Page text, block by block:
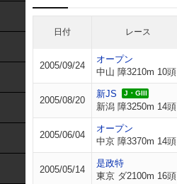
日付 レース
2005/09/24
オープン
中山 障3210m 10頭
2005/08/20
新JS J・GIII
新潟 障3250m 14頭
2005/06/04
オープン
中京 障3370m 14頭
2005/05/14
是政特
東京 ダ2100m 16頭